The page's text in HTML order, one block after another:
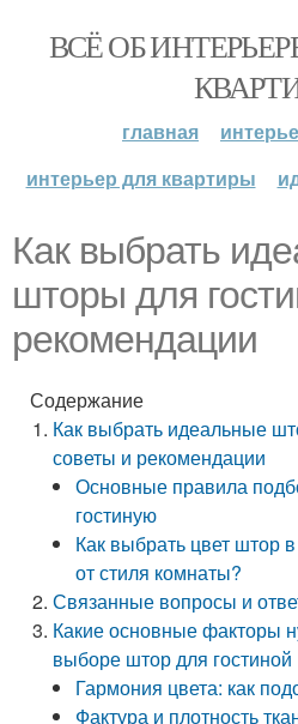
ВСЁ ОБ
главная
интерьер для квартиры
Как выбрать
шторы для
рекомендации
Содержание
Как выбрать идеальные
советы и рекомендации
Основные правила
гостиную
Как выбрать цвет штор
от стиля комнаты?
Связанные вопросы и
Какие основные факторы
выборе штор для гостиной
Гармония цвета: как
Фактура и плотность